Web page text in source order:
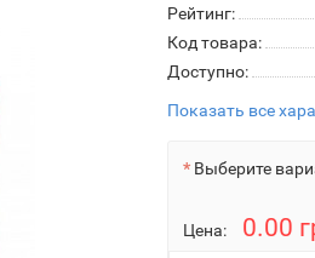
Рейтинг:
Код товара:
Доступно:
Показать все
Выберите
Цена: 0.00